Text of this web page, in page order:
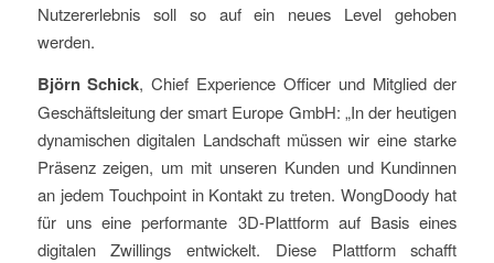
Nutzererlebnis soll so auf ein neues Level gehoben
werden.
Björn Schick, Chief Experience Officer und Mitglied der
Geschäftsleitung der smart Europe GmbH: „In der heutigen
dynamischen digitalen Landschaft müssen wir eine starke
Präsenz zeigen, um mit unseren Kunden und Kundinnen
an jedem Touchpoint in Kontakt zu treten. WongDoody hat
für uns eine performante 3D-Plattform auf Basis eines
digitalen Zwillings entwickelt. Diese Plattform schafft